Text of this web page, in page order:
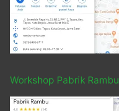
Workshop Pabrik Rambu